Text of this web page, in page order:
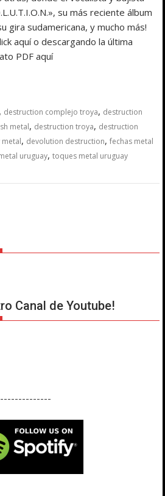
su más reciente álbum
gira sudamericana, y mucho más!
aquí o descargando la última
PDF aquí
, destruction complejo troya, destruction
metal, destruction troya, destruction
, devolution destruction,fechas metal
uruguay,toques metal uruguay
Canal de Youtube!